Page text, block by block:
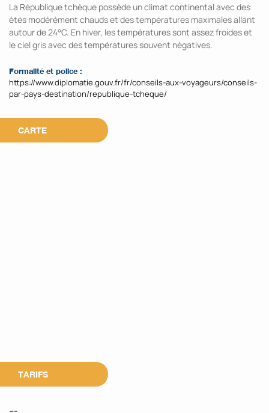
La République tchèque possède un climat continental avec des
étés modérément chauds et des températures maximales allant
autour de 24°C. En hiver, les températures sont assez froides et
le ciel gris avec des températures souvent négatives.
Formalité et police :
https://www.diplomatie.gouv.fr/fr/conseils-aux-voyageurs/conseils-
par-pays-destination/republique-tcheque/
CARTE
TARIFS
---